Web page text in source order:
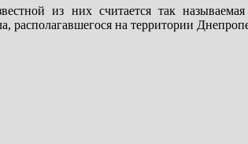
из них считается так называемая
располагавшегося на территории